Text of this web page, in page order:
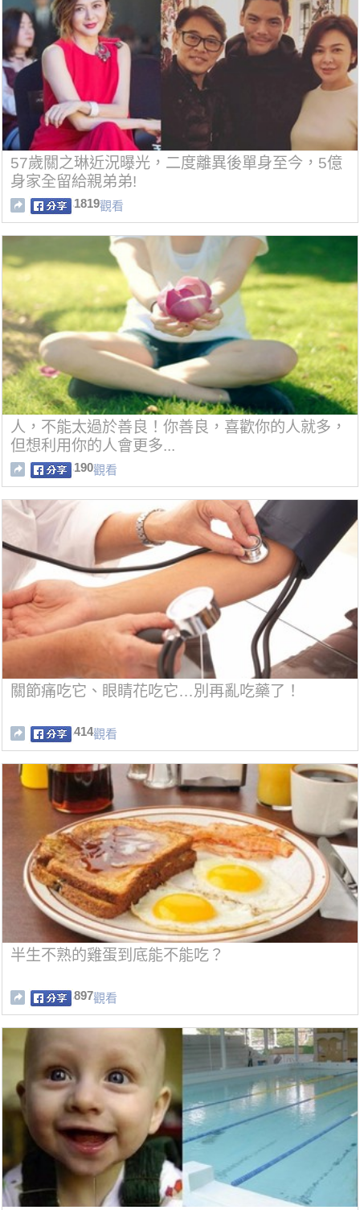
57歲關之琳近況曝光，二度離異後單身至今，5億
身家全留給親弟弟!
1819觀看
人，不能太過於善良！你善良，喜歡你的人就多，
但想利用你的人會更多...
190觀看
關節痛吃它、眼睛花吃它…別再亂吃藥了！
414觀看
半生不熟的雞蛋到底能不能吃？
897觀看